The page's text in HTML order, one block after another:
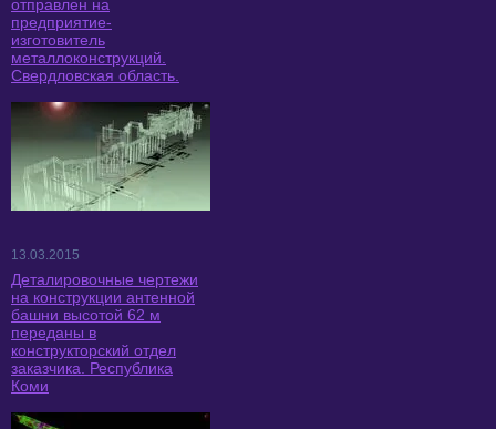
отправлен на
предприятие-
изготовитель
металлоконструкций.
Свердловская область.
13.03.2015
Деталировочные чертежи
на конструкции антенной
башни высотой 62 м
переданы в
конструкторский отдел
заказчика. Республика
Коми